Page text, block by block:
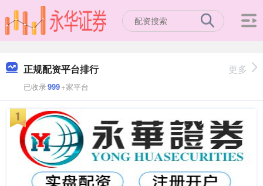
正规配资平台排行
已收录999+家平台
更多